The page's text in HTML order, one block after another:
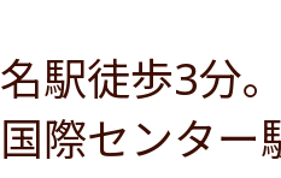
名駅徒歩3分。
国際センタ